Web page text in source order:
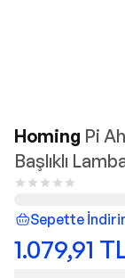
Homing Pi
Başlıklı
Sepette
1.079,91